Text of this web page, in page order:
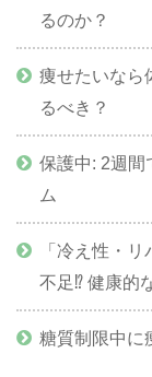
るのか？
痩せたいなら
るべき？
保護中: 2週間
ム
「冷え性・
不足⁉︎ 健康的
糖質制限中に